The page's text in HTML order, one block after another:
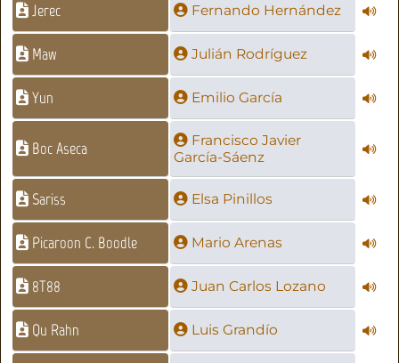
Jerec Fernando Hernández
Maw Julián Rodríguez
Yun Emilio García
Boc Aseca
Francisco Javier
García-Sáenz
Sariss Elsa Pinillos
Picaroon C. Boodle Mario Arenas
8T88 Juan Carlos Lozano
Qu Rahn Luis Grandío